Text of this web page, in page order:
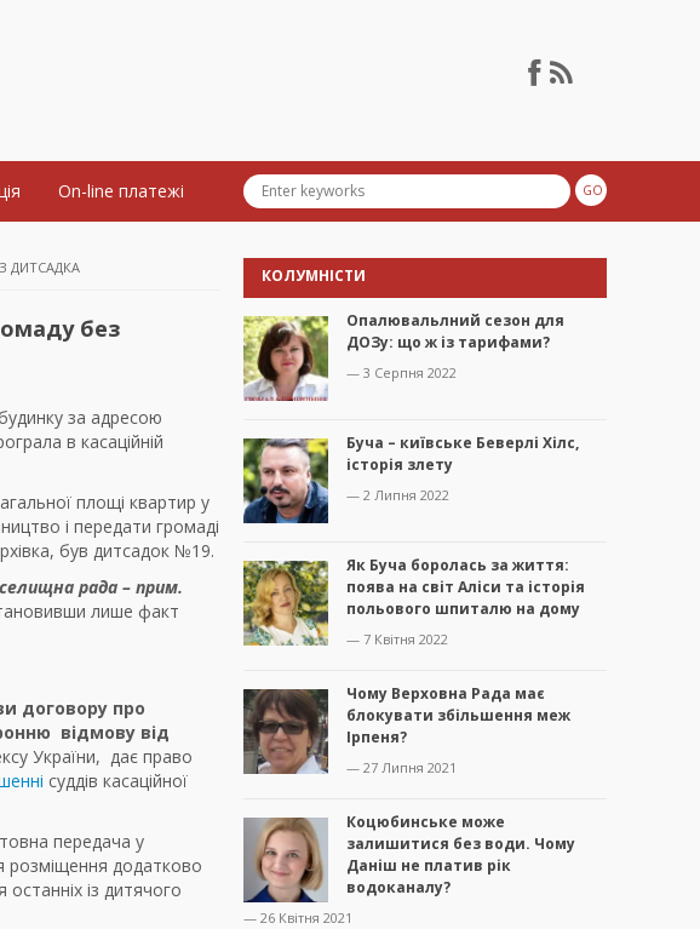
On-line платежі
ДИТСАДКА
без
за адресою
в касаційній
площі квартир у
і передати громаді
був дитсадок №19.
рада – прим.
лише факт
договору про
відмову від
України, дає право
суддів касаційної
передача у
розміщення додатково
із дитячого
КОЛУМНІСТИ
Опалювальлний сезон для
ДОЗу: що ж із тарифами?
— 3 Серпня 2022
Буча – київське Беверлі Хілс,
історія злету
— 2 Липня 2022
Як Буча боролась за життя:
поява на світ Аліси та історія
польового шпиталю на дому
— 7 Квітня 2022
Чому Верховна Рада має
блокувати збільшення меж
Ірпеня?
— 27 Липня 2021
Коцюбинське може
залишитися без води. Чому
Даніш не платив рік
водоканалу?
— 26 Квітня 2021